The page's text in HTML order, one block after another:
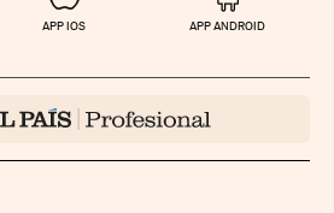
APP IOS APP ANDROID